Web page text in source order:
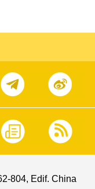
804, Edif. China